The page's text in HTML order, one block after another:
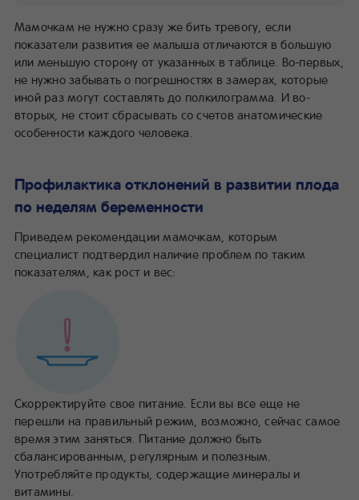
Мамочкам не нужно сразу же бить тревогу, если
показатели развития ее малыша отличаются в большую
или меньшую сторону от указанных в таблице. Во-первых,
не нужно забывать о погрешностях в замерах, которые
иной раз могут составлять до полкилограмма. И во-
вторых, не стоит сбрасывать со счетов анатомические
особенности каждого человека.
Профилактика отклонений в развитии плода
по неделям беременности
Приведем рекомендации мамочкам, которым
специалист подтвердил наличие проблем по таким
показателям, как рост и вес:
Скорректируйте свое питание. Если вы все еще не
перешли на правильный режим, возможно, сейчас самое
время этим заняться. Питание должно быть
сбалансированным, регулярным и полезным.
Употребляйте продукты, содержащие минералы и
витамины.